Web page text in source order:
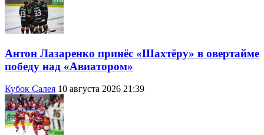
Антон Лазаренко принёс «Шахтёру» в овертайме
победу над «Авиатором»
Кубок Салея 10 августа 2026 21:39